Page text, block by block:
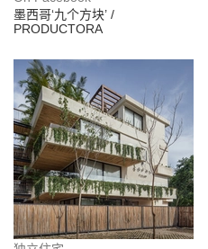
墨西哥‘九个方块’ /
PRODUCTORA